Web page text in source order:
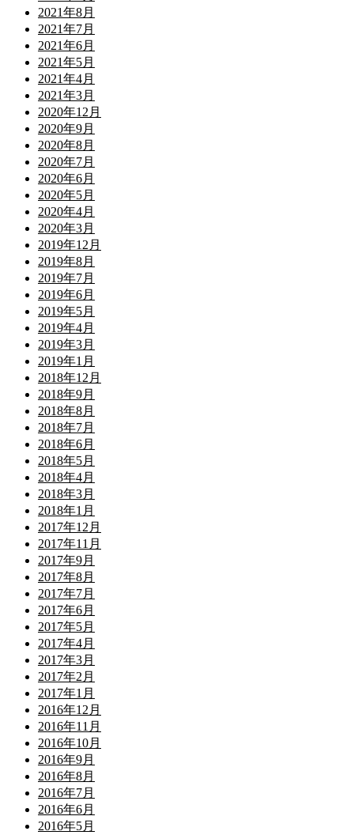
2021年8月
2021年7月
2021年6月
2021年5月
2021年4月
2021年3月
2020年12月
2020年9月
2020年8月
2020年7月
2020年6月
2020年5月
2020年4月
2020年3月
2019年12月
2019年8月
2019年7月
2019年6月
2019年5月
2019年4月
2019年3月
2019年1月
2018年12月
2018年9月
2018年8月
2018年7月
2018年6月
2018年5月
2018年4月
2018年3月
2018年1月
2017年12月
2017年11月
2017年9月
2017年8月
2017年7月
2017年6月
2017年5月
2017年4月
2017年3月
2017年2月
2017年1月
2016年12月
2016年11月
2016年10月
2016年9月
2016年8月
2016年7月
2016年6月
2016年5月